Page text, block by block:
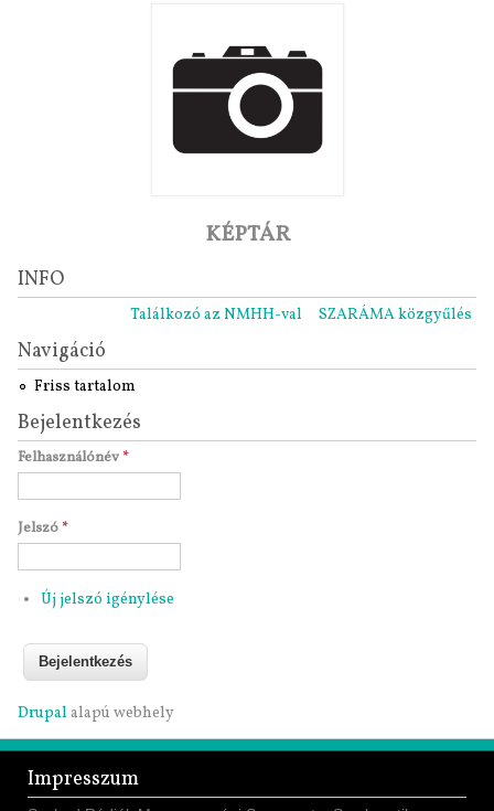
KÉPTÁR
INFO
Találkozó az NMHH-val SZARÁMA közgyűlés
Navigáció
Friss tartalom
Bejelentkezés
Felhasználónév *
Jelszó *
Új jelszó igénylése
Drupal alapú webhely
Impresszum